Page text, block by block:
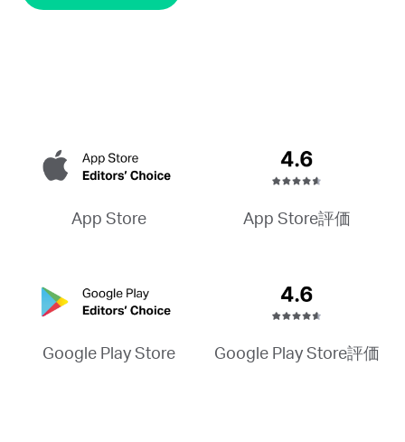
App Store App Store評価
Google Play Store Google Play Store評価